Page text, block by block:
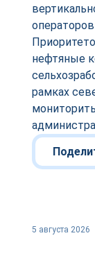
нефтяные
рамках
5 августа 2026